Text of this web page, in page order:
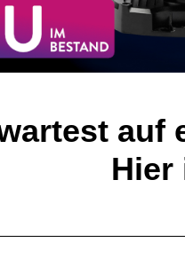
auf
Hier